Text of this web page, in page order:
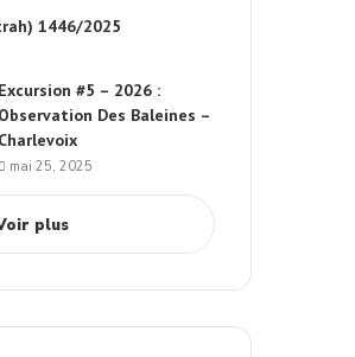
1446/2025
Excursion #5 – 2026 :
Observation Des Baleines –
Charlevoix
mai 25, 2025
plus